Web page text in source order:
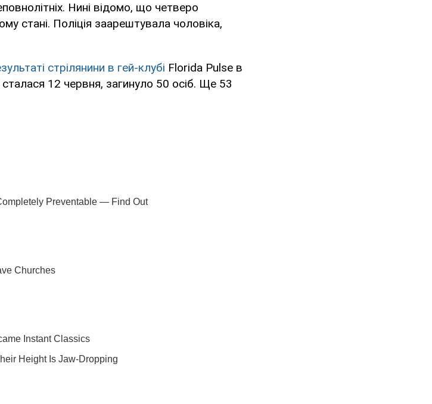
Нині відомо, що четверо
стані. Поліція заарештувала чоловіка,
стрілянини в гей-клубі Florida Pulse в
12 червня, загинуло 50 осіб. Ще 53